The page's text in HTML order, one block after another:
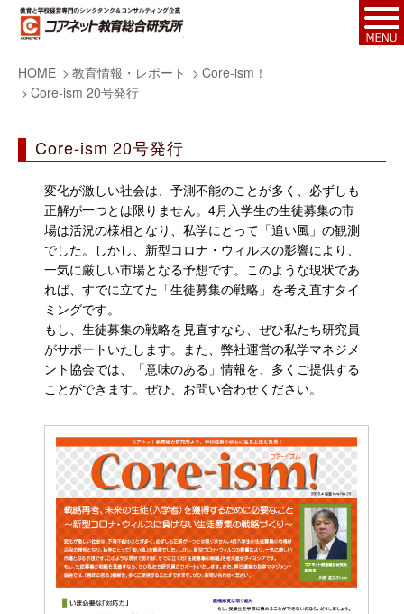
HOME 教育情報・レポート
Core-ism！
Core-ism 20号発行
Core-ism 20号発行
変化が激しい社会は、予測不能のことが多く、必ずしも
正解が一つとは限りません。4月入学生の生徒募集の市
場は活況の様相となり、私学にとって「追い風」の観測
でした。しかし、新型コロナ・ウィルスの影響により、
一気に厳しい市場となる予想です。このような現状であ
れば、すでに立てた「生徒募集の戦略」を考え直すタイ
ミングです。
もし、生徒募集の戦略を見直すなら、ぜひ私たち研究員
がサポートいたします。また、弊社運営の私学マネジメ
ント協会では、「意味のある」情報を、多くご提供する
ことができます。ぜひ、お問い合わせください。